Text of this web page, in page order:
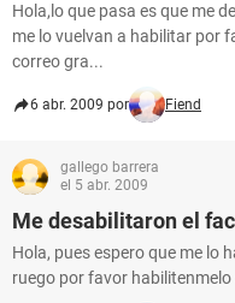
Hola,lo que pasa es que me
me lo vuelvan a habilitar por
correo gra...
6 abr. 2009 por Fiend
gallego barrera
el 5 abr. 2009
Me desabilitaron el
Hola, pues espero que me lo
ruego por favor